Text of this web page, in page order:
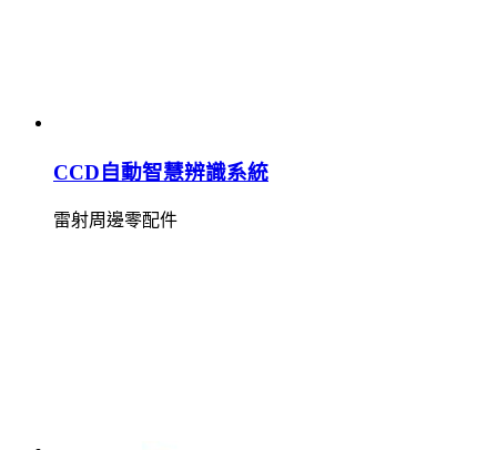
CCD自動智慧辨識系統
雷射周邊零配件